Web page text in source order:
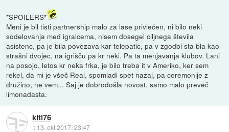
*SPOILERS*
Meni je bil tisti partnership malo za lase privlečen, ni bilo neki
sodelovanja med igralcema, nisem dosegel ciljnega števila
asistenc, pa je bila povezava kar telepatic, pa v zgodbi sta bla kao
strašni dvojec, na igrišču pa kr neki. Pa ta menjavanja klubov. Lani
na posojo, letos kr neka frka, je bilo treba it v Ameriko, ker sem
rekel, da mi je všeč Real, spomladi spet nazaj, pa ceremonije z
družino, ne vem... Saj je dobrodošla novost, samo malo preveč
limonadasta.
kitl76
:: 13. okt 2017, 23:47